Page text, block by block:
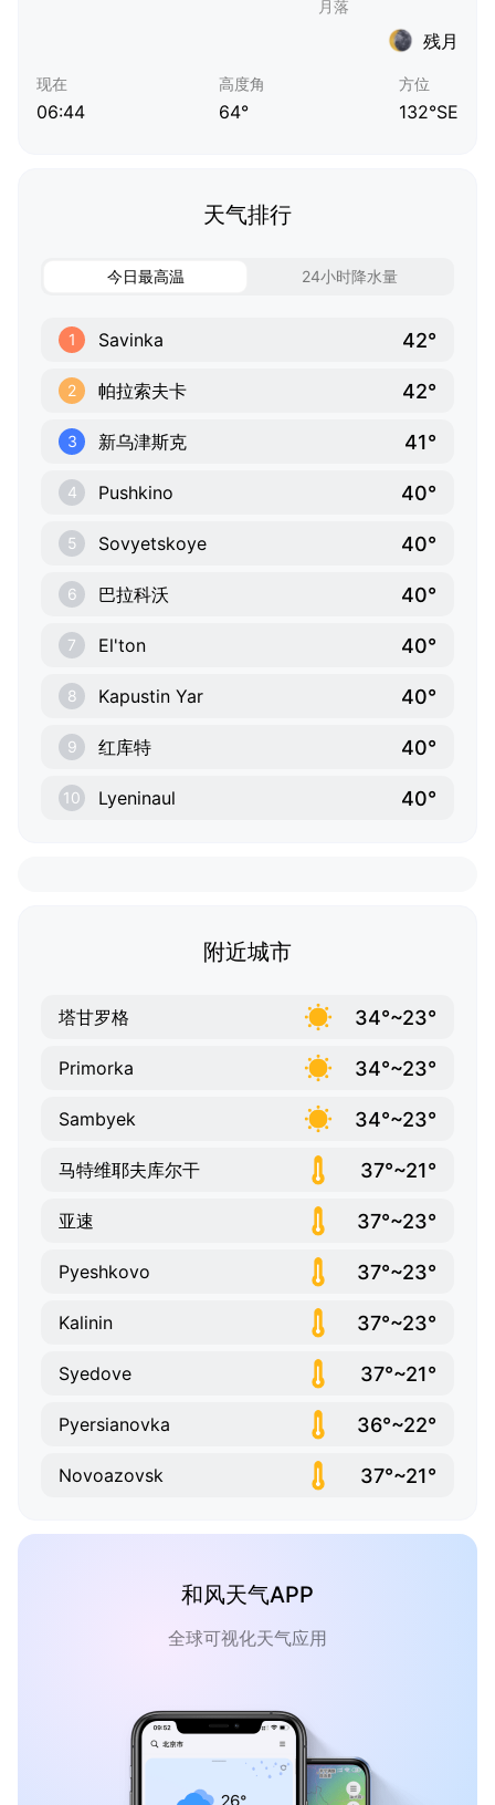
残月
现在
06:44
高度角
64°
方位
132°SE
天气排行
今日最高温 24小时降水量
1 Savinka 42°
2 帕拉索夫卡 42°
3 新乌津斯克 41°
4 Pushkino 40°
5 Sovyetskoye 40°
6 巴拉科沃 40°
7 El'ton 40°
8 Kapustin Yar 40°
9 红库特 40°
10 Lyeninaul 40°
附近城市
塔甘罗格 34°~23°
Primorka 34°~23°
Sambyek 34°~23°
马特维耶夫库尔干 37°~21°
亚速 37°~23°
Pyeshkovo 37°~23°
Kalinin 37°~23°
Syedove 37°~21°
Pyersianovka 36°~22°
Novoazovsk 37°~21°
和风天气APP
全球可视化天气应用